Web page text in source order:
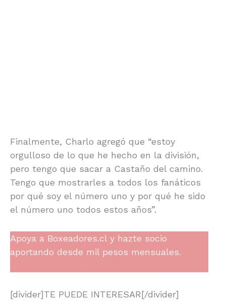
Finalmente, Charlo agregó que “estoy
orgulloso de lo que he hecho en la división,
pero tengo que sacar a Castaño del camino.
Tengo que mostrarles a todos los fanáticos
por qué soy el número uno y por qué he sido
el número uno todos estos años”.
Apoya a Boxeadores.cl y hazte socio
aportando desde mil pesos mensuales.
[divider]TE PUEDE INTERESAR[/divider]